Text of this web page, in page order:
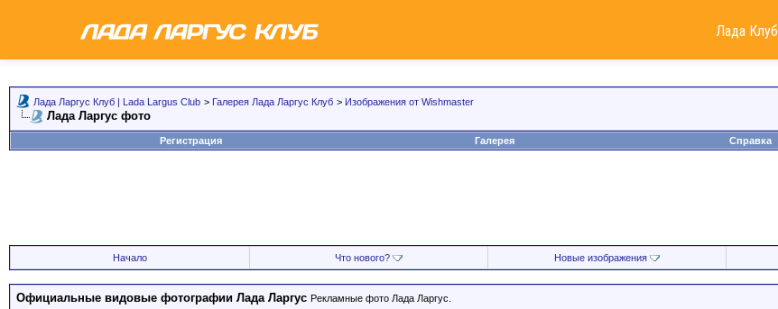
Лада Клуб
Лада Ларгус Клуб | Lada Largus Club > Галерея Лада Ларгус Клуб > Изображения от Wishmaster
Лада Ларгус фото
Регистрация
Галерея Справка
Начало Что нового? Новые изображения
Официальные видовые фотографии Лада Ларгус Рекламные фото Лада Ларгус.